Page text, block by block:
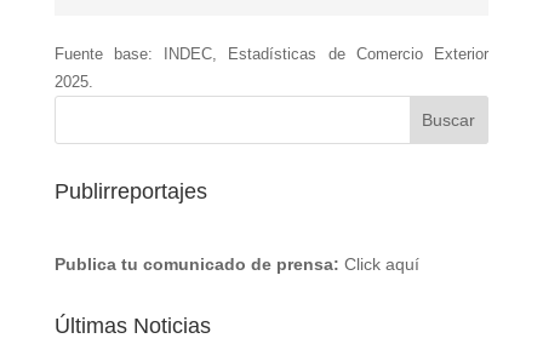
Fuente base: INDEC, Estadísticas de Comercio Exterior
2025.
Publirreportajes
Publica tu comunicado de prensa: Click aquí
Últimas Noticias